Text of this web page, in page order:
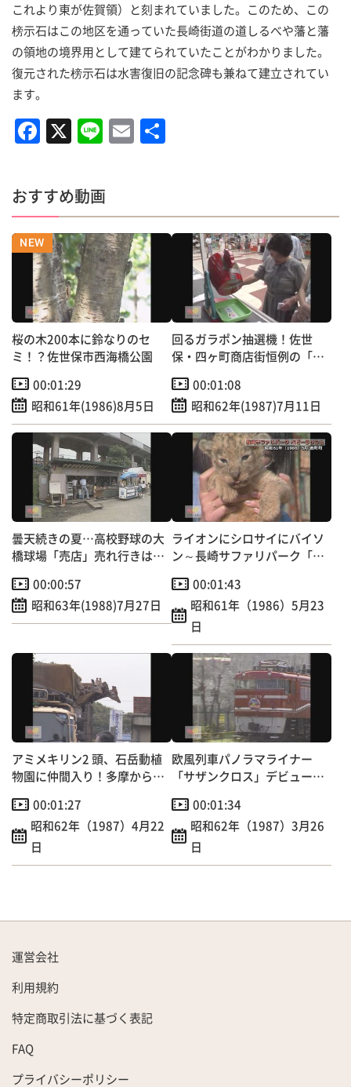
これより東が佐賀領）と刻まれていました。このため、この
榜示石はこの地区を通っていた長崎街道の道しるべや藩と藩
の領地の境界用として建てられていたことがわかりました。
復元された榜示石は水害復旧の記念碑も兼ねて建立されてい
ます。
F
a
c
e
b
o
o
k
X Li
n
e
E
m
l
おすすめ動画
桜の木200本に鈴なりのセ
ミ！？佐世保市西海橋公園
00:01:29
昭和61年(1986)8月5日
回るガラポン抽選機！佐世
保・四ヶ町商店街恒例の「中
00:01:08
昭和62年(1987)7月11日
曇天続きの夏…高校野球の大
橋球場「売店」売れ行きは例
00:00:57
昭和63年(1988)7月27日
ライオンにシロサイにバイソ
ン～長崎サファリパーク「ベ
00:01:43
昭和61年（1986）5月23
日
アミメキリン2 頭、石岳動植
物園に仲間入り！多摩から佐
00:01:27
昭和62年（1987）4月22
日
欧風列車パノラマライナー
「サザンクロス」デビュー！
00:01:34
昭和62年（1987）3月26
日
運営会社
利用規約
特定商取引法に基づく表記
FAQ
プライバシーポリシー